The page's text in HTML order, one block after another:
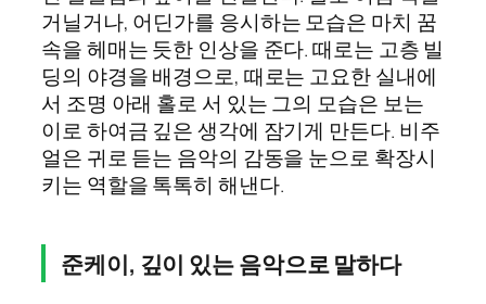
거닐거나, 어딘가를 응시하는 모습은 마치 꿈
속을 헤매는 듯한 인상을 준다. 때로는 고층 빌
딩의 야경을 배경으로, 때로는 고요한 실내에
서 조명 아래 홀로 서 있는 그의 모습은 보는
이로 하여금 깊은 생각에 잠기게 만든다. 비주
얼은 귀로 듣는 음악의 감동을 눈으로 확장시
키는 역할을 톡톡히 해낸다.
준케이, 깊이 있는 음악으로 말하다